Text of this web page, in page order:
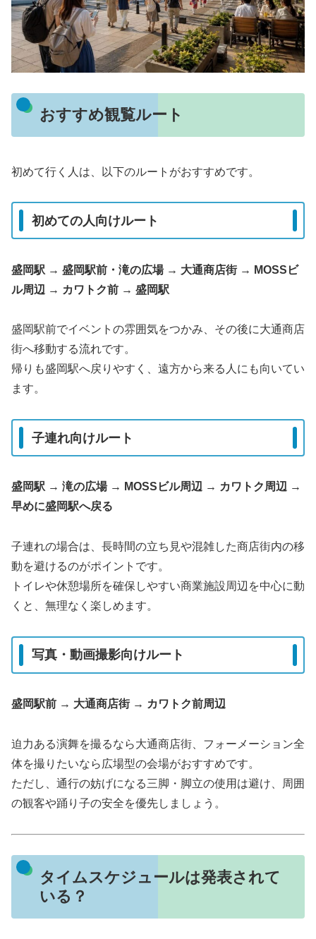
おすすめ観覧ルート
初めて行く人は、以下のルートがおすすめです。
初めての人向けルート
盛岡駅 → 盛岡駅前・滝の広場 → 大通商店街 → MOSSビ
ル周辺 → カワトク前 → 盛岡駅
盛岡駅前でイベントの雰囲気をつかみ、その後に大通商店
街へ移動する流れです。
帰りも盛岡駅へ戻りやすく、遠方から来る人にも向いてい
ます。
子連れ向けルート
盛岡駅 → 滝の広場 → MOSSビル周辺 → カワトク周辺 →
早めに盛岡駅へ戻る
子連れの場合は、長時間の立ち見や混雑した商店街内の移
動を避けるのがポイントです。
トイレや休憩場所を確保しやすい商業施設周辺を中心に動
くと、無理なく楽しめます。
写真・動画撮影向けルート
盛岡駅前 → 大通商店街 → カワトク前周辺
迫力ある演舞を撮るなら大通商店街、フォーメーション全
体を撮りたいなら広場型の会場がおすすめです。
ただし、通行の妨げになる三脚・脚立の使用は避け、周囲
の観客や踊り子の安全を優先しましょう。
タイムスケジュールは発表されて
いる？